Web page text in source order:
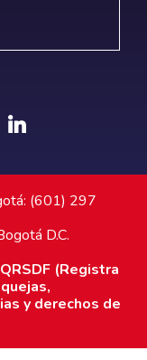
(601) 297
D.C.
(Registra
y derechos de